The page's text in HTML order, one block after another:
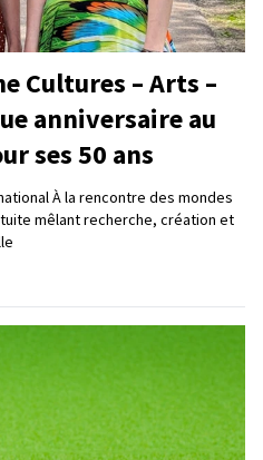
Cultures – Arts –
anniversaire au
ses 50 ans
À la rencontre des mondes
mêlant recherche, création et